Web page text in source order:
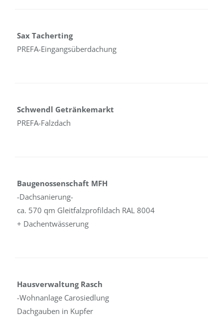
Sax Tacherting
PREFA-Eingangsüberdachung
Schwendl Getränkemarkt
PREFA-Falzdach
Baugenossenschaft MFH
-Dachsanierung-
ca. 570 qm Gleitfalzprofildach RAL 8004
+ Dachentwässerung
Hausverwaltung Rasch
-Wohnanlage Carosiedlung
Dachgauben in Kupfer